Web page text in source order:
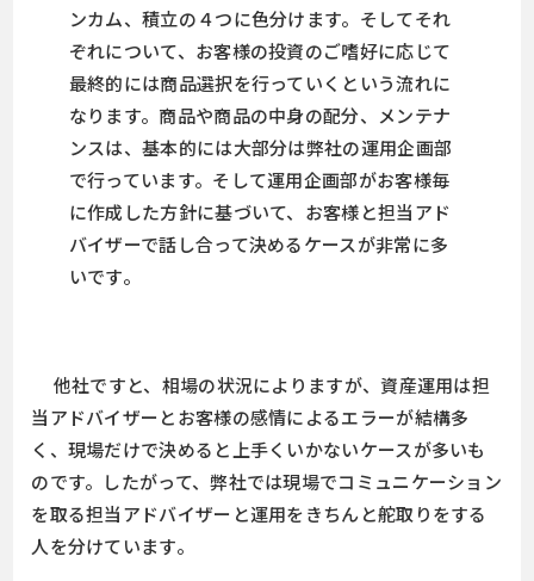
ンカム、積立の４つに色分けます。そしてそれ
ぞれについて、お客様の投資のご嗜好に応じて
最終的には商品選択を行っていくという流れに
なります。商品や商品の中身の配分、メンテナ
ンスは、基本的には大部分は弊社の運用企画部
で行っています。そして運用企画部がお客様毎
に作成した方針に基づいて、お客様と担当アド
バイザーで話し合って決めるケースが非常に多
いです。
他社ですと、相場の状況によりますが、資産運用は担
当アドバイザーとお客様の感情によるエラーが結構多
く、現場だけで決めると上手くいかないケースが多いも
のです。したがって、弊社では現場でコミュニケーション
を取る担当アドバイザーと運用をきちんと舵取りをする
人を分けています。